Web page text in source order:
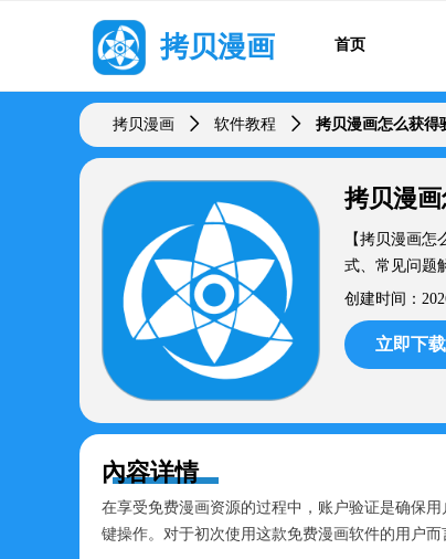
拷贝漫画 首页
在享受免费漫画资源的过程中，账户验证是确保
键操作。对于初次使用这款免费漫画软件的用户
內容详情
拷贝漫
【拷贝漫画
式、常见问题
创建时间：
立即下
拷贝漫画 ꄲ 软件教程 ꄲ 拷贝漫画怎么获得